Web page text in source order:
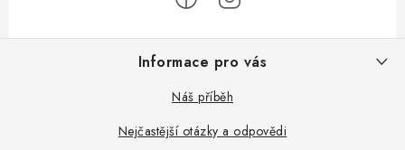
Informace pro vás
Náš příběh
Nejčastější otázky a odpovědi